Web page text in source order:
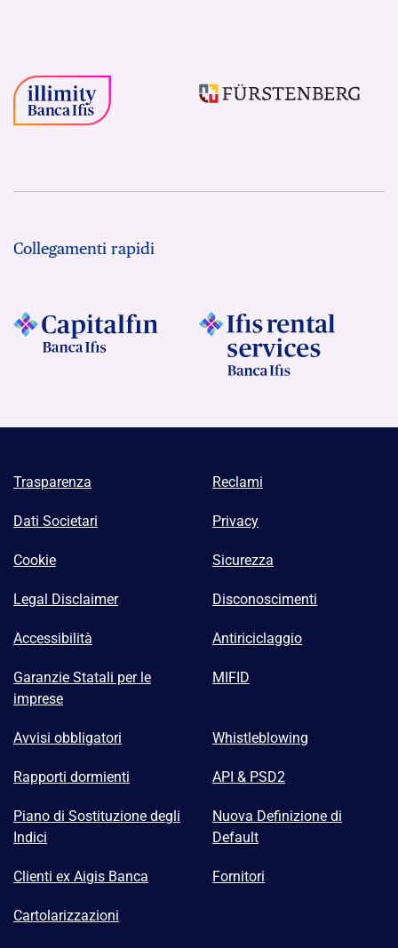
Collegamenti rapidi
Trasparenza Reclami
Dati Societari Privacy
Cookie Sicurezza
Legal Disclaimer Disconoscimenti
Accessibilità Antiriciclaggio
Garanzie Statali per le
imprese
MIFID
Avvisi obbligatori Whistleblowing
Rapporti dormienti API & PSD2
Piano di Sostituzione degli
Indici
Nuova Definizione di
Default
Clienti ex Aigis Banca Fornitori
Cartolarizzazioni